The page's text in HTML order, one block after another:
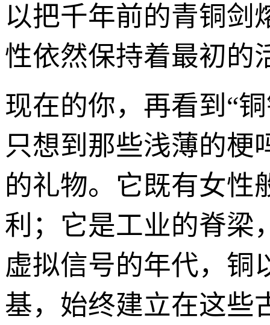
以把千年前的青铜剑
性依然保持着最初的
现在的你，再看到“
只想到那些浅薄的梗
的礼物。它既有女性
利；它是工业的脊梁
虚拟信号的年代，铜
基，始终建立在这些